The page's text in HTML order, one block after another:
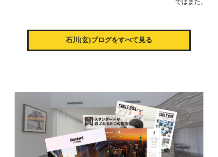
ではまた。
石川(玄)ブログをすべて見る